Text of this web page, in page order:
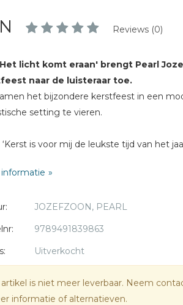
Reviews (0)
licht komt eraan' brengt Pearl
naar de luisteraar toe.
het bijzondere kerstfeest in een
setting te vieren.
‘Kerst is voor mij de leukste tijd van het
echt bijzonder maakt, is het verhaal dat
troost. Bij ons thuis werd kerst
eten en door samen veel bekende
JOZEFZOON, PEARL
9789491839863
Uitverkocht
is niet meer leverbaar. Neem
informatie of alternatieven.